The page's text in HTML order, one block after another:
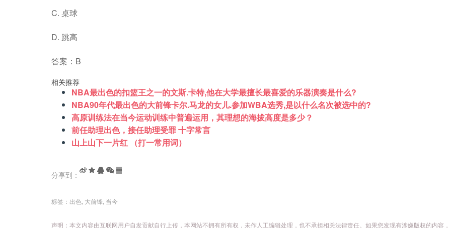
C. 桌球
D. 跳高
答案：B
相关推荐
NBA最出色的扣篮王之一的文斯.卡特,他在大学最擅长最喜爱的乐器演奏是什么?
NBA90年代最出色的大前锋卡尔.马龙的女儿.参加WBA选秀,是以什么名次被选中的?
高原训练法在当今运动训练中普遍运用，其理想的海拔高度是多少？
前任助理出色，接任助理受罪 十字常言
山上山下一片红 （打一常用词）
分享到：
标签： 出色 大前锋 当今
声明：本文内容由互联网用户自发贡献自行上传，本网站不拥有所有权，未作人工编辑处理，也不承担相关法律责任。如果您发现有涉嫌版权的内容，